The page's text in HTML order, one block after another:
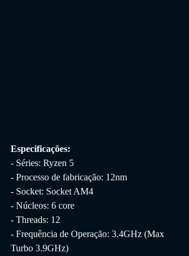
Especificações:
- Séries: Ryzen 5
- Processo de fabricação: 12nm
- Socket: Socket AM4
- Núcleos: 6 core
- Threads: 12
- Frequência de Operação: 3.4GHz (Max
Turbo 3.9GHz)